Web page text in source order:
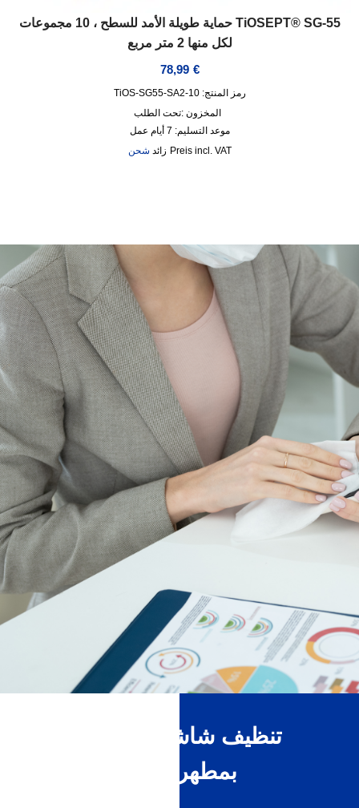
TiOSEPT® SG-55 حماية طويلة الأمد للسطح ، 10 مجموعات
لكل منها 2 متر مربع
78,99 €
رمز المنتج: TiOS-SG55-SA2-10
المخزون :تحت الطلب
موعد التسليم: 7 أيام عمل
incl. VAT
زائد شحن
تنظيف شاشة هاتفك الخلوي
بمطهر: هل هذا ممكن؟